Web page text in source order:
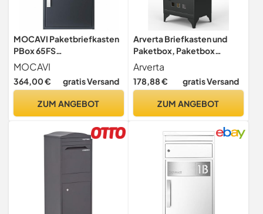
MOCAVI Paketbriefkasten
PBox 65FS
anthrazit/Edelstahl matt
mit Name und Hausnummer
inkl. Gravur Namensschild
Paketkasten für alle
modern Standbriefkasten
MOCAVI
364,00 € gratis Versand
ZUM ANGEBOT
Arverta Briefkasten und
Paketbox, Paketbox
Draussen Groß XXL,
Standbriefkasten Modern,
Paketbriefkasten, Postbox
Namensgravur, Briefkästen
Arverta
178,88 € gratis Versand
ZUM ANGEBOT